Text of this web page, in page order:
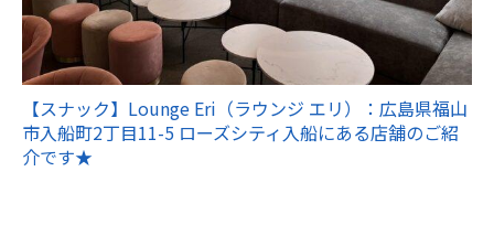
【スナック】Lounge Eri（ラウンジ エリ）：広島県福山
市入船町2丁目11-5 ローズシティ入船にある店舗のご紹
介です★